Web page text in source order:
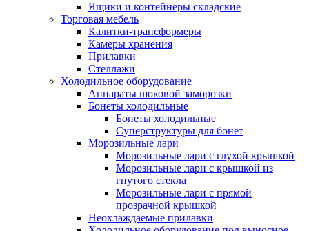
Ящики и контейнеры складские
Торговая мебель
Калитки-трансформеры
Камеры хранения
Прилавки
Стеллажи
Холодильное оборудование
Аппараты шоковой заморозки
Бонеты холодильные
Бонеты холодильные
Суперструктуры для бонет
Морозильные лари
Морозильные лари с глухой крышкой
Морозильные лари с крышкой из
гнутого стекла
Морозильные лари с прямой
прозрачной крышкой
Неохлаждаемые прилавки